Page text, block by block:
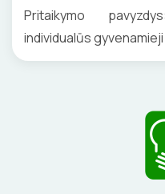
GULSČIUKAI
ETIKEČIŲ
KALIMO
LITAVIMO,
Pritaikymo
individualūs